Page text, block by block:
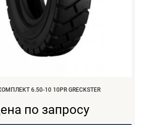
6.50-10 10PR GRECKSTER
по запросу